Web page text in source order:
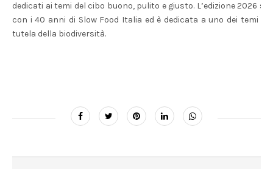
dedicati ai temi del cibo buono, pulito e giusto. L’edizione 2026
con i 40 anni di Slow Food Italia ed è dedicata a uno dei temi
tutela della biodiversità.